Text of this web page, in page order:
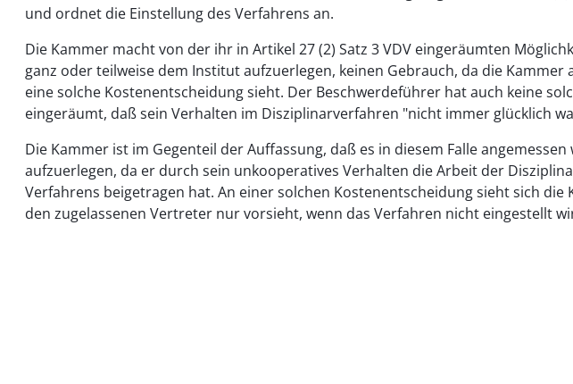
und ordnet die Einstellung des Verfahrens an.
Die Kammer macht von der ihr in Artikel 27 (2) Satz 3 VDV eingeräumten
ganz oder teilweise dem Institut aufzuerlegen, keinen Gebrauch, da die
eine solche Kostenentscheidung sieht. Der Beschwerdeführer hat auch keine
eingeräumt, daß sein Verhalten im Disziplinarverfahren "nicht immer glücklich
Die Kammer ist im Gegenteil der Auffassung, daß es in diesem Falle
aufzuerlegen, da er durch sein unkooperatives Verhalten die Arbeit der
Verfahrens beigetragen hat. An einer solchen Kostenentscheidung sieht sich
den zugelassenen Vertreter nur vorsieht, wenn das Verfahren nicht eingestellt